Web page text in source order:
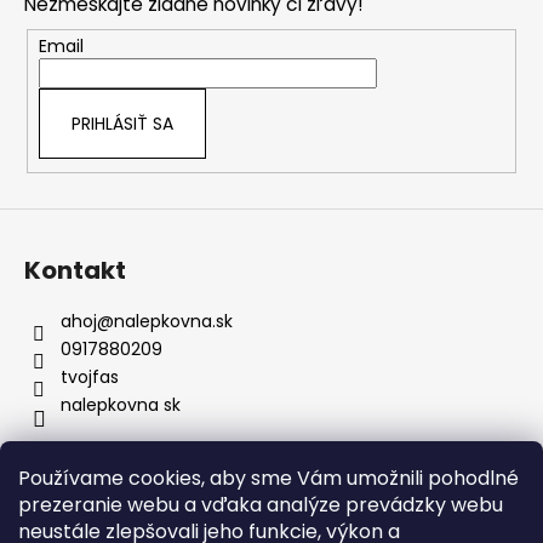
Používame cookies, aby sme Vám umožnili pohodlné
prezeranie webu a vďaka analýze prevádzky webu
neustále zlepšovali jeho funkcie, výkon a
prémiové fólie, ktoré si dlhodobo
zachovávajú svoju kvalitu aj pri
pravidelnej údržbe či návšteve
umyvárky.
Bezpečné doručenie:
neprekladáme – väčšie rozmery vždy
rolujeme, čím predchádzame
akémukoľvek poškodeniu materiálu.
Prenoska je samozrejmosť:Každú
umiestnenie a profesionálny výsledok.
Email
PRIHLÁSIŤ SA
Kontakt
ahoj@nalepkovna.sk
0917880209
tvojfas
nalepkovna sk
Obchodné podmienky
Podmienky ochrany osobných údajov
Kontakt